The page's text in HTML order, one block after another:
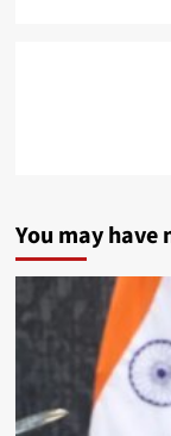
You may have